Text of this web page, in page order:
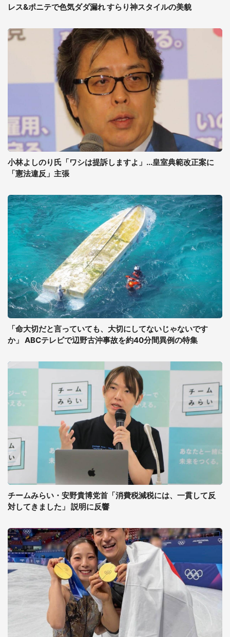
レス&ポニテで色気ダダ漏れ すらり神スタイルの美貌
小林よしのり氏「ワシは提訴しますよ」...皇室典範改正案に
「憲法違反」主張
「命大切だと言っていても、大切にしてないじゃないです
か」 ABCテレビで辺野古沖事故を約40分間異例の特集
チームみらい・安野貴博党首「消費税減税には、一貫して反
対してきました」 説明に反響